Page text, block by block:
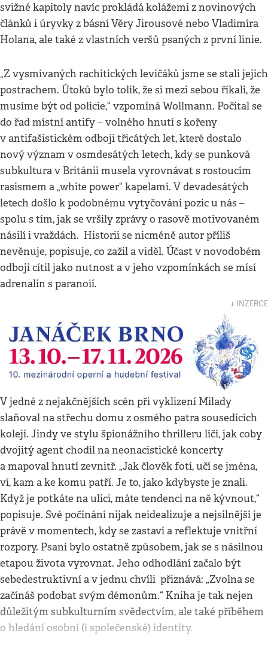
svižné kapitoly navíc prokládá kolážemi z novinových
článků i úryvky z básní Věry Jirousové nebo Vladimíra
Holana, ale také z vlastních veršů psaných z první linie.
„Z vysmívaných rachitických levičáků jsme se stali jejich
postrachem. Útoků bylo tolik, že si mezi sebou říkali, že
musíme být od policie,“ vzpomíná Wollmann. Počítal se
do řad místní antify – volného hnutí s kořeny
v antifašistickém odboji třicátých let, které dostalo
nový význam v osmdesátých letech, kdy se punková
subkultura v Británii musela vyrovnávat s rostoucím
rasismem a „white power“ kapelami. V devadesátých
letech došlo k podobnému vytyčování pozic u nás –
spolu s tím, jak se vršily zprávy o rasově motivovaném
násilí i vraždách. Historii se nicméně autor příliš
nevěnuje, popisuje, co zažil a viděl. Účast v novodobém
odboji cítil jako nutnost a v jeho vzpomínkách se mísí
adrenalin s paranoií.
↓ INZERCE
V jedné z nejakčnějších scén při vyklizení Milady
slaňoval na střechu domu z osmého patra sousedících
kolejí. Jindy ve stylu špionážního thrilleru líčí, jak coby
dvojitý agent chodil na neonacistické koncerty
a mapoval hnutí zevnitř. „Jak člověk fotí, učí se jména,
ví, kam a ke komu patří. Je to, jako kdybyste je znali.
Když je potkáte na ulici, máte tendenci na ně kývnout,“
popisuje. Své počínání nijak neidealizuje a nejsilnější je
právě v momentech, kdy se zastaví a reflektuje vnitřní
rozpory. Psaní bylo ostatně způsobem, jak se s násilnou
etapou života vyrovnat. Jeho odhodlání začalo být
sebedestruktivní a v jednu chvíli přiznává: „Zvolna se
začínáš podobat svým démonům.“ Kniha je tak nejen
důležitým subkulturním svědectvím, ale také příběhem
o hledání osobní (i společenské) identity.